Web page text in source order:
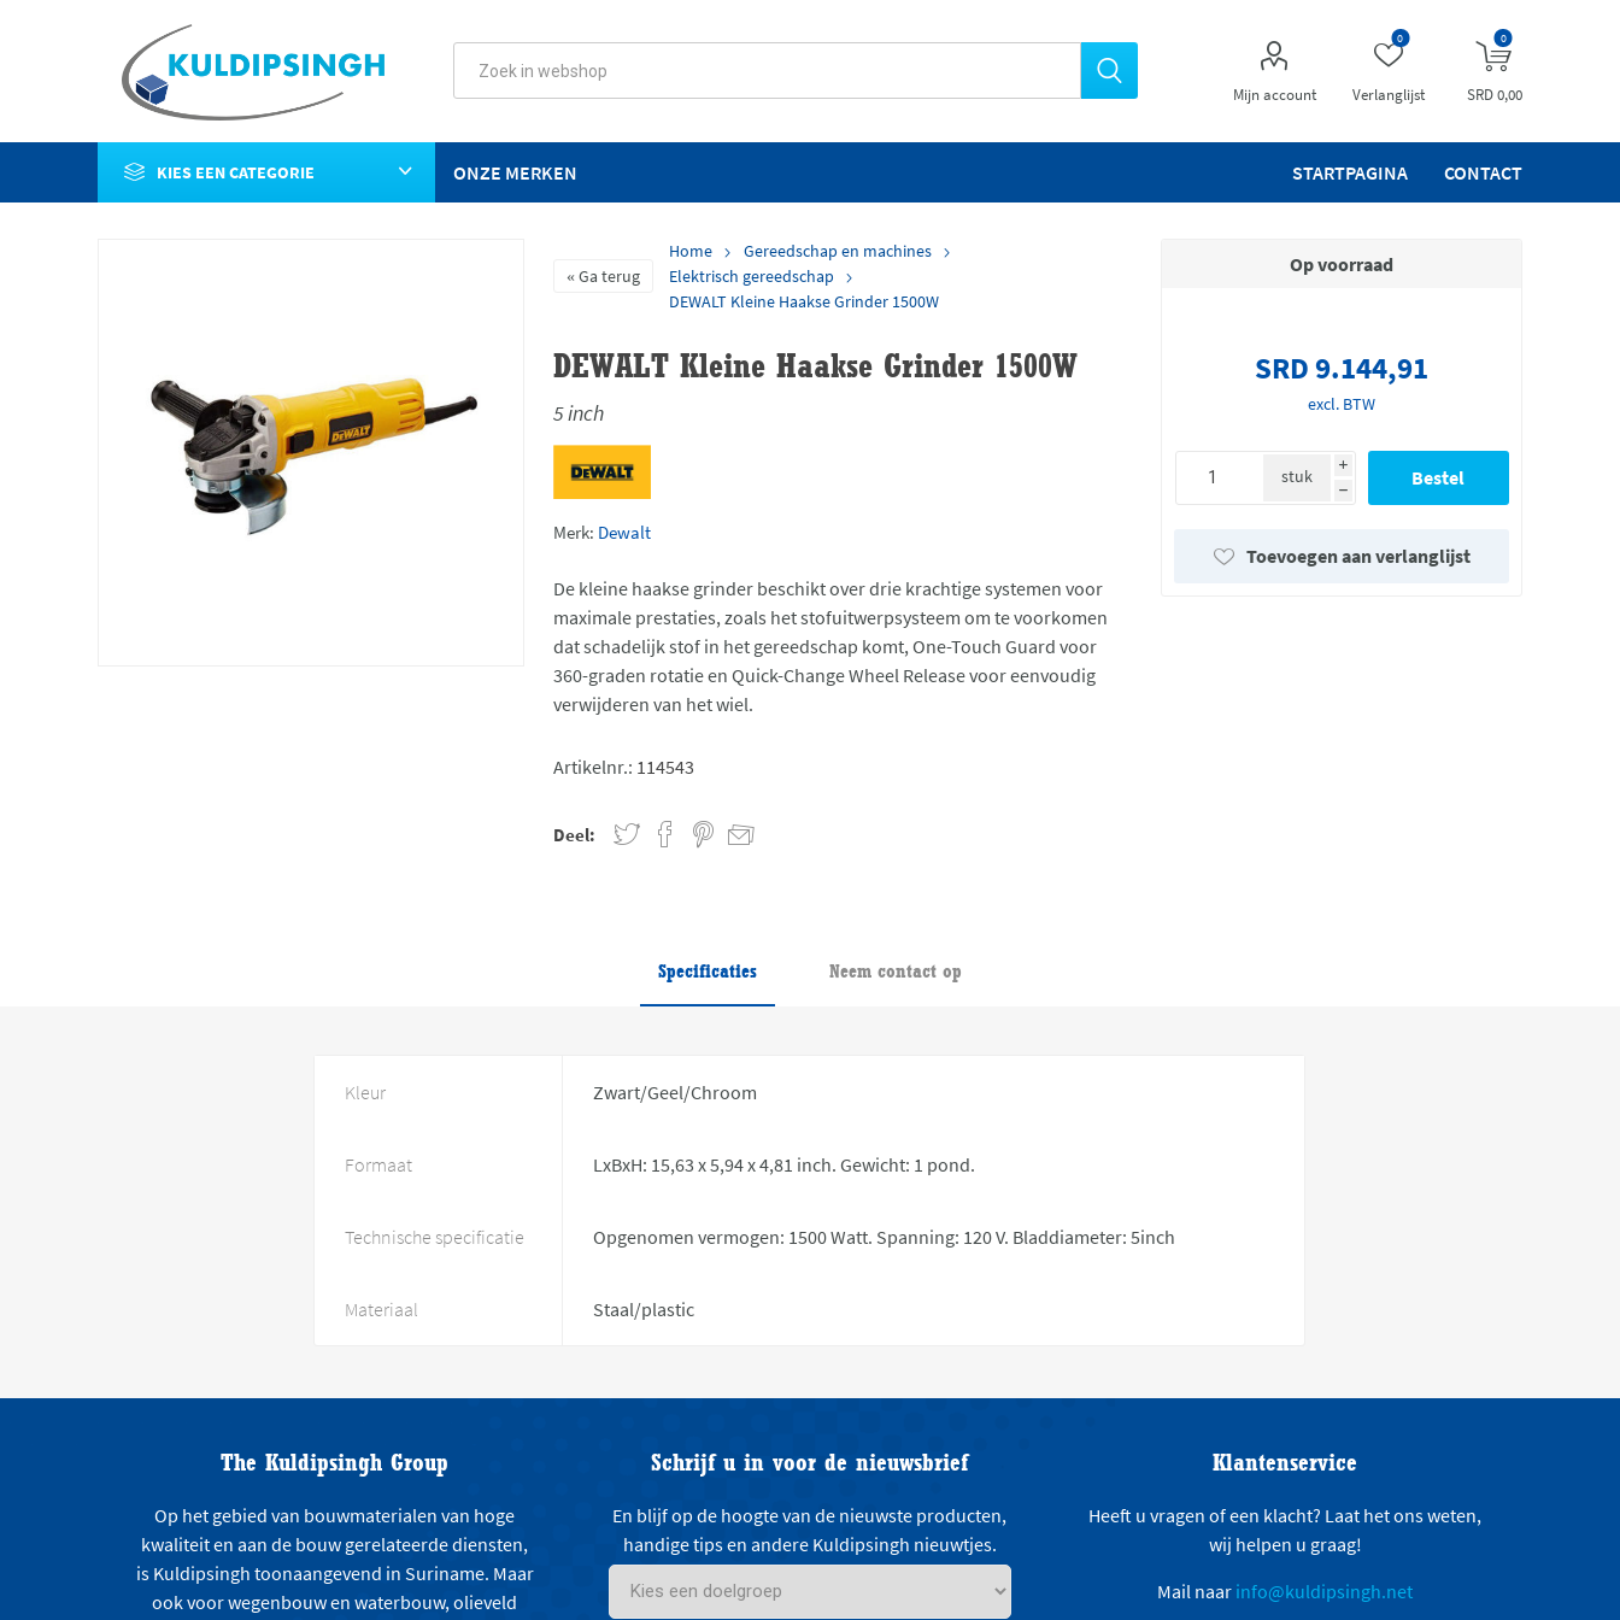
Mijn account Verlanglijst
0 0
SRD 0,00
KIES EEN CATEGORIE STARTPAGINA CONTACT
ONZE MERKEN
Ga terug
Home
Gereedschap en machines
Elektrisch gereedschap
DEWALT Kleine Haakse Grinder 1500W
DEWALT Kleine Haakse Grinder 1500W
5 inch
Merk: Dewalt
De kleine haakse grinder beschikt over drie krachtige systemen voor
maximale prestaties, zoals het stofuitwerpsysteem om te voorkomen
dat schadelijk stof in het gereedschap komt, One-Touch Guard voor
360-graden rotatie en Quick-Change Wheel Release voor eenvoudig
verwijderen van het wiel.
Artikelnr.: 114543
Deel:
Op voorraad
SRD 9.144,91
excl. BTW
i
h
stuk
Toevoegen aan verlanglijst
Specificaties Neem contact op
Kleur Zwart/Geel/Chroom
Formaat LxBxH: 15,63 x 5,94 x 4,81 inch. Gewicht: 1 pond.
Technische specificatie Opgenomen vermogen: 1500 Watt. Spanning: 120 V. Bladdiameter: 5inch
Materiaal Staal/plastic
The Kuldipsingh Group
Op het gebied van bouwmaterialen van hoge
kwaliteit en aan de bouw gerelateerde diensten,
is Kuldipsingh toonaangevend in Suriname. Maar
ook voor wegenbouw en waterbouw, olieveld
Schrijf u in voor de nieuwsbrief
En blijf op de hoogte van de nieuwste producten,
handige tips en andere Kuldipsingh nieuwtjes.
Klantenservice
Heeft u vragen of een klacht? Laat het ons weten,
wij helpen u graag!
Mail naar info@kuldipsingh.net